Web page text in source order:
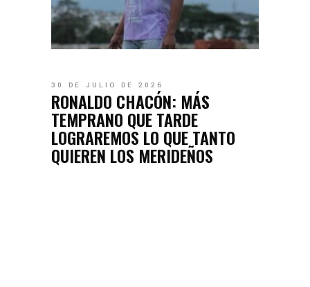
30 DE JULIO DE 2026
RONALDO CHACÓN: MÁS
TEMPRANO QUE TARDE
LOGRAREMOS LO QUE TANTO
QUIEREN LOS MERIDEÑOS